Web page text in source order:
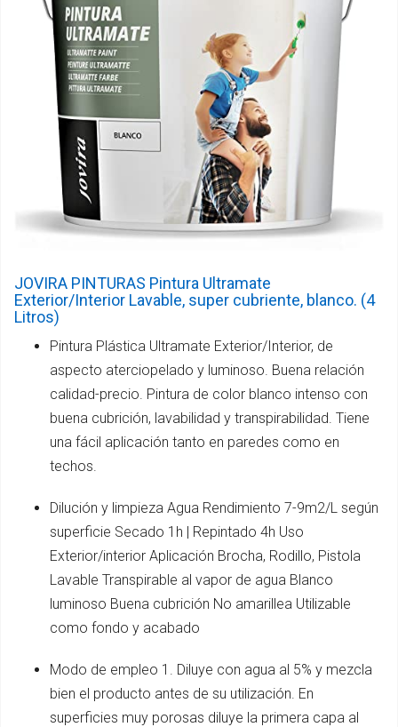
JOVIRA PINTURAS Pintura Ultramate
Exterior/Interior Lavable, super cubriente, blanco. (4
Litros)
Pintura Plástica Ultramate Exterior/Interior, de
aspecto aterciopelado y luminoso. Buena relación
calidad-precio. Pintura de color blanco intenso con
buena cubrición, lavabilidad y transpirabilidad. Tiene
una fácil aplicación tanto en paredes como en
techos.
Dilución y limpieza Agua Rendimiento 7-9m2/L según
superficie Secado 1h | Repintado 4h Uso
Exterior/interior Aplicación Brocha, Rodillo, Pistola
Lavable Transpirable al vapor de agua Blanco
luminoso Buena cubrición No amarillea Utilizable
como fondo y acabado
Modo de empleo 1. Diluye con agua al 5% y mezcla
bien el producto antes de su utilización. En
superficies muy porosas diluye la primera capa al